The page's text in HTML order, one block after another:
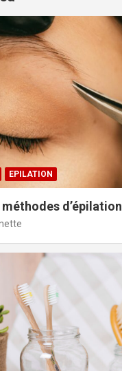
EPILATION
d’épilation